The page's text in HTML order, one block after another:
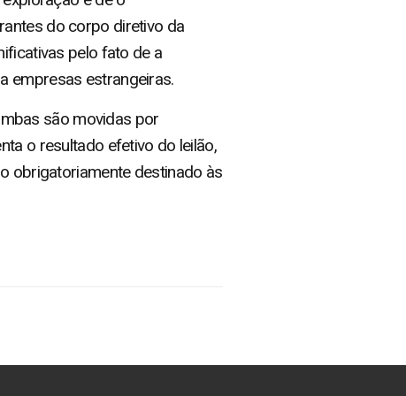
do corpo diretivo da
pelo fato de a
empresas estrangeiras.
são movidas por
o resultado efetivo do leilão,
obrigatoriamente destinado às